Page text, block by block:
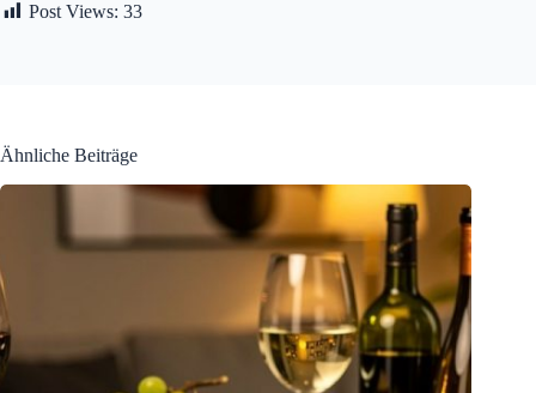
Post Views: 33
Ähnliche Beiträge